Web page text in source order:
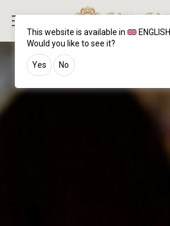
This website is available in ENGLISH
Would you like to see it?
Yes No